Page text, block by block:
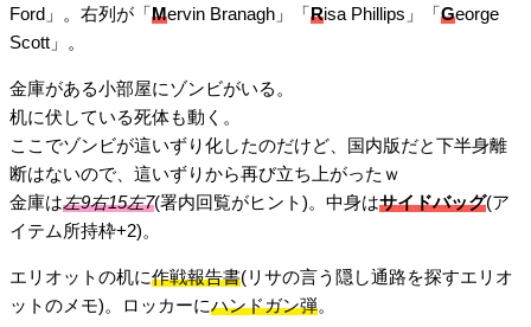
Ford」。右列が「 Mervin Branagh」「 Risa Phillips」「 George
Scott」。
金庫がある小部屋にゾンビがいる。
机に伏している死体も動く。
ここでゾンビが這いずり化したのだけど、国内版だと下半身離
断はないので、這いずりから再び立ち上がったｗ
金庫は左9右15左7(署内回覧がヒント)。中身はサイドバッグ(ア
イテム所持枠+2)。
エリオットの机に作戦報告書(リサの言う隠し通路を探すエリオ
ットのメモ)。ロッカーにハンドガン弾。